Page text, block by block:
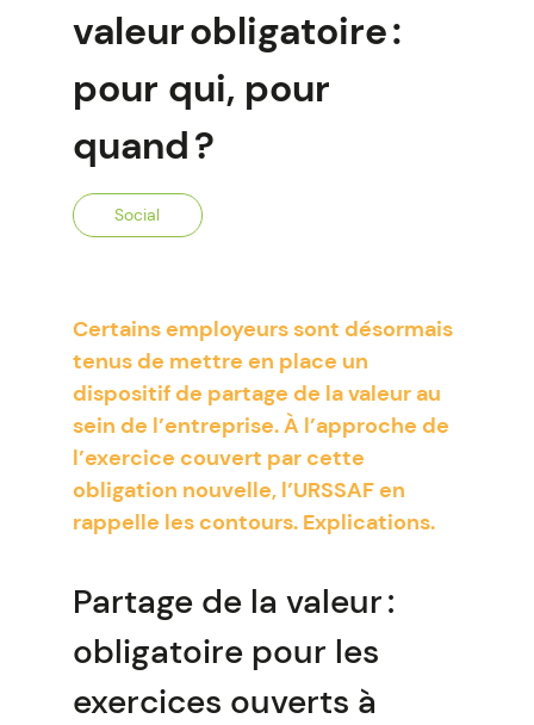
valeur obligatoire :
pour qui, pour
quand ?
Social
Certains employeurs sont désormais
tenus de mettre en place un
dispositif de partage de la valeur au
sein de l’entreprise. À l’approche de
l’exercice couvert par cette
obligation nouvelle, l’URSSAF en
rappelle les contours. Explications.
Partage de la valeur :
obligatoire pour les
exercices ouverts à